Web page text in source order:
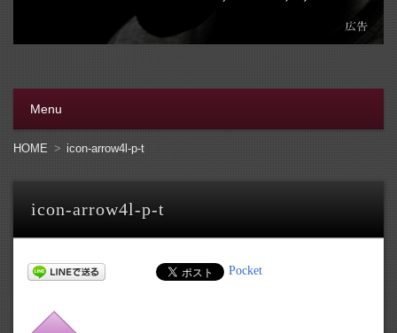
Menu
コンテンツへ移動
HOME icon-arrow4l-p-t
icon-arrow4l-p-t
Pocket